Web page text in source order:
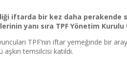
iftarda bir kez daha
yanı sıra TPF Yönetim Kurulu
TPF’nin iftar yemeğinde bir
temsilcisi katıldı.